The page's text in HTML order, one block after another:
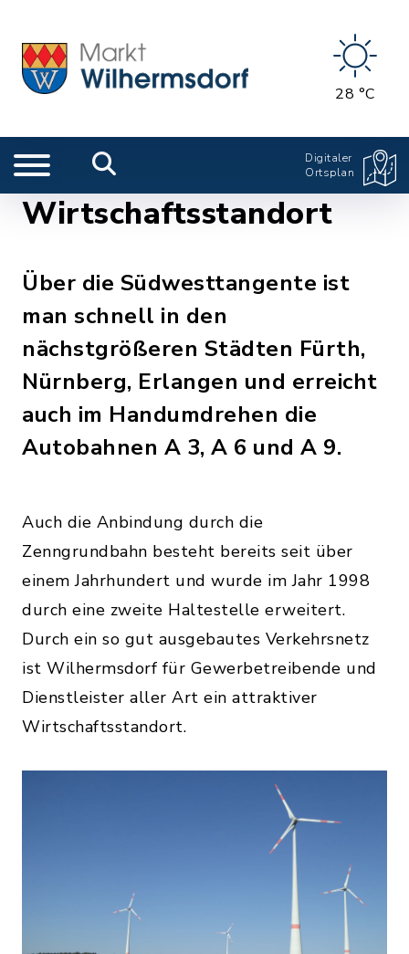
28 °C
Digitaler
Ortsplan
Wirtschaftsstandort
Über die Südwesttangente ist
man schnell in den
nächstgrößeren Städten Fürth,
Nürnberg, Erlangen und erreicht
auch im Handumdrehen die
Autobahnen A 3, A 6 und A 9.
Auch die Anbindung durch die
Zenngrundbahn besteht bereits seit über
einem Jahrhundert und wurde im Jahr 1998
durch eine zweite Haltestelle erweitert.
Durch ein so gut ausgebautes Verkehrsnetz
ist Wilhermsdorf für Gewerbetreibende und
Dienstleister aller Art ein attraktiver
Wirtschaftsstandort.